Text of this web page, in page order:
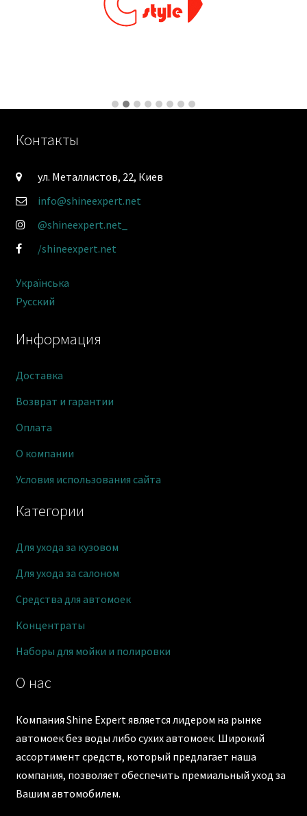
О нас
Компания Shine Expert является лидером на рынке
автомоек без воды либо сухих автомоек. Широкий
ассортимент средств, который предлагает наша
компания, позволяет обеспечить премиальный уход за
Вашим автомобилем.
Категории
Для ухода за кузовом
Для ухода за салоном
Средства для автомоек
Концентраты
Наборы для мойки и полировки
Информация
Доставка
Возврат и гарантии
Оплата
О компании
Условия использования сайта
Контакты
ул. Металлистов, 22, Киев
info@shineexpert.net
@shineexpert.net_
/shineexpert.net
Українська
Русский